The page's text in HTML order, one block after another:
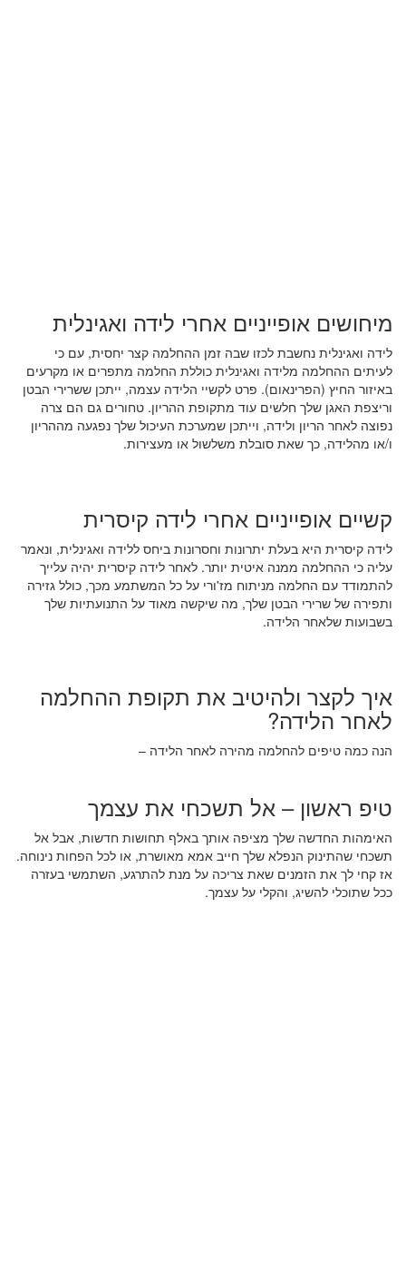
מיחושים אופייניים אחרי לידה ואגינלית
לידה ואגינלית נחשבת לכזו שבה זמן ההחלמה קצר יחסית, עם כי
לעיתים ההחלמה מלידה ואגינלית כוללת החלמה מתפרים או מקרעים
באיזור החיץ (הפרינאום). פרט לקשיי הלידה עצמה, ייתכן ששרירי הבטן
וריצפת האגן שלך חלשים עוד מתקופת ההריון. טחורים גם הם צרה
נפוצה לאחר הריון ולידה, וייתכן שמערכת העיכול שלך נפגעה מההריון
ו/או מהלידה, כך שאת סובלת משלשול או מעצירות.
קשיים אופייניים אחרי לידה קיסרית
לידה קיסרית היא בעלת יתרונות וחסרונות ביחס ללידה ואגינלית, ונאמר
עליה כי ההחלמה ממנה איטית יותר. לאחר לידה קיסרית יהיה עלייך
להתמודד עם החלמה מניתוח מז'ורי על כל המשתמע מכך, כולל גזירה
ותפירה של שרירי הבטן שלך, מה שיקשה מאוד על התנועתיות שלך
בשבועות שלאחר הלידה.
איך לקצר ולהיטיב את תקופת ההחלמה
לאחר הלידה?
הנה כמה טיפים להחלמה מהירה לאחר הלידה –
טיפ ראשון – אל תשכחי את עצמך
האימהות החדשה שלך מציפה אותך באלף תחושות חדשות, אבל אל
תשכחי שהתינוק הנפלא שלך חייב אמא מאושרת, או לכל הפחות נינוחה.
אז קחי לך את הזמנים שאת צריכה על מנת להתרגע, השתמשי בעזרה
ככל שתוכלי להשיג, והקלי על עצמך.